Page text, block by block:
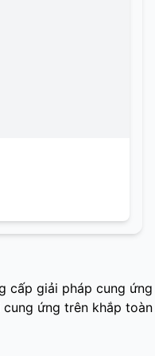
cấp giải pháp cung ứng
ứng trên khắp toàn